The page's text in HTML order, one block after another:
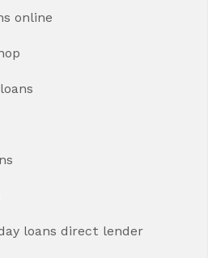
online
loans direct lender